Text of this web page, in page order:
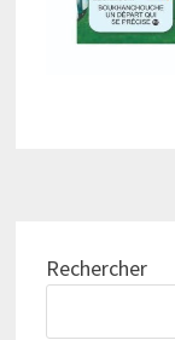
Rechercher